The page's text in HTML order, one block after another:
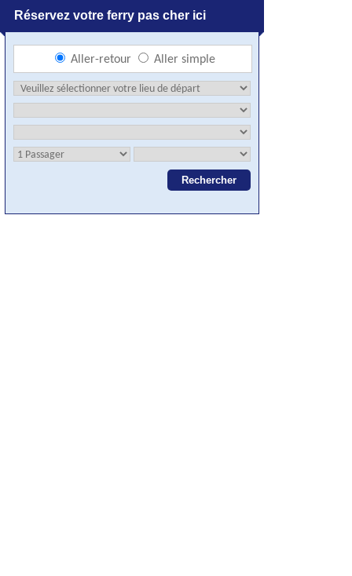
Réservez votre ferry pas cher ici
Aller-retour Aller simple